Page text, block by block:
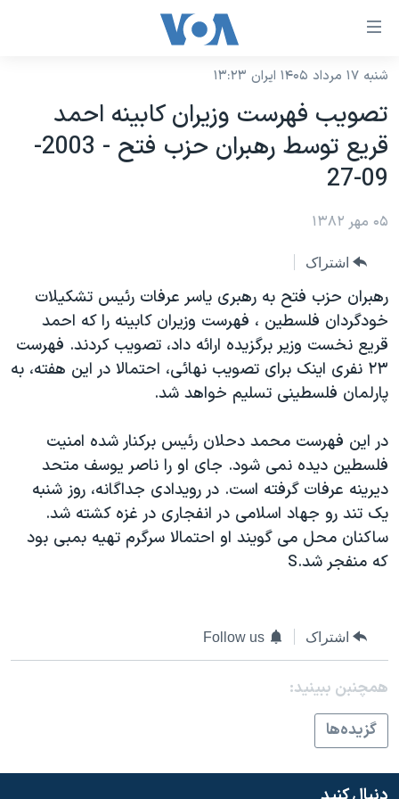
لینکهای
دسترسی
جهش
به
محتوای
اصلی
به
صفحه
جهش
به
جستجو
نسخه سبک وب‌سایت
موضوع ها
آمریکا
جهان
ورزشی
گزیده‌ها
ویژه برنامه‌ها
ویدیوها
حقوق شهروندی
اقتصادی
علم و فناوری
اسرائیل در جنگ
برنامه های تلویزیونی
جدول برنامه ها
صفحه‌های ویژه
جام جهانی ۲۰۲۶
عملیات خشم حماسی
۲۵۰سالگی آمریکا
بایگانی برنامه‌های تلویزیونی
انتخابات ریاست جمهوری آمریکا ۲۰۲۴
حمله جمهوری اسلامی به اسرائیل
رمز مهسا
ورزش زنان در ایران
تریبونال مردمی آبان ۹۸
قانون شفافیت دارائی کادر رهبری ایران
فرکانس‌های صدای آمریکا
پخش رادیویی
یادگیری زبان انگلیسی
زبانهای مختلف
شنبه ۱۷ مرداد ۱۴۰۵ ایران ۱۳:۲۳
تصويب فهرست وزيران کابينه احمد
قريع توسط رهبران حزب فتح - 2003-
09-27
۰۵ مهر ۱۳۸۲
اشتراک
رهبران حزب فتح به رهبری ياسر عرفات رئيس تشکيلات
خودگردان فلسطين ، فهرست وزيران کابينه را که احمد
قريع نخست وزير برگزيده ارائه داد، تصويب کردند. فهرست
۲۳ نفری اينک برای تصويب نهائی، احتمالا در اين هفته، به
پارلمان فلسطينی تسليم خواهد شد.
در اين فهرست محمد دحلان رئيس برکنار شده امنيت
فلسطين ديده نمی شود. جای او را ناصر يوسف متحد
ديرينه عرفات گرفته است. در رويدادی جداگانه، روز شنبه
يک تند رو جهاد اسلامی در انفجاری در غزه کشته شد.
ساکنان محل می گويند او احتمالا سرگرم تهيه بمبی بود
که منفجر شد.S
اشتراک Follow us
همچنبن ببینید:
گزيده‌ها